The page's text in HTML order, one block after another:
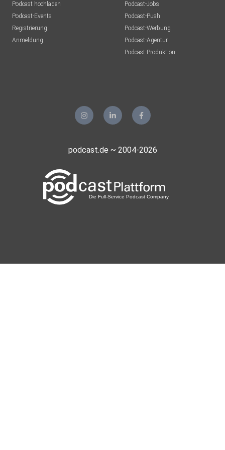
Podcast hochladen
Podcast-Events
Registrierung
Anmeldung
Podcast-Jobs
Podcast-Push
Podcast-Werbung
Podcast-Agentur
Podcast-Produktion
podcast.de ~ 2004-2026